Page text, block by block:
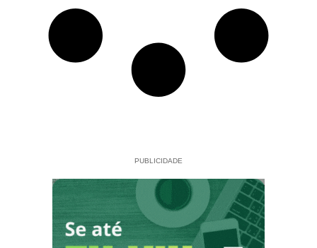
PUBLICIDADE